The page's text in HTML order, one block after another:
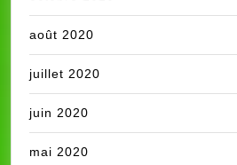
août 2020
juillet 2020
juin 2020
mai 2020